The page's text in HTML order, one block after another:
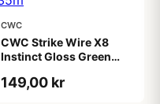
CWC
CWC Strike Wire X8
Instinct Gloss Green
149,00 kr